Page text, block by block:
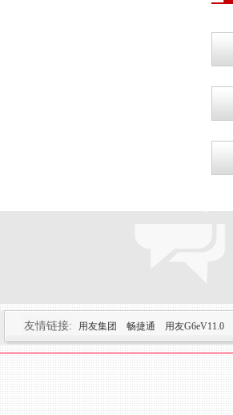
友情链接: 用友集团 畅捷通 用友G6eV11.0